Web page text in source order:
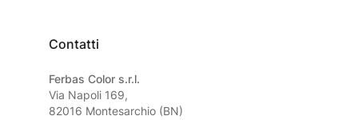
Contatti
Ferbas Color s.r.l.
Via Napoli 169,
82016 Montesarchio (BN)